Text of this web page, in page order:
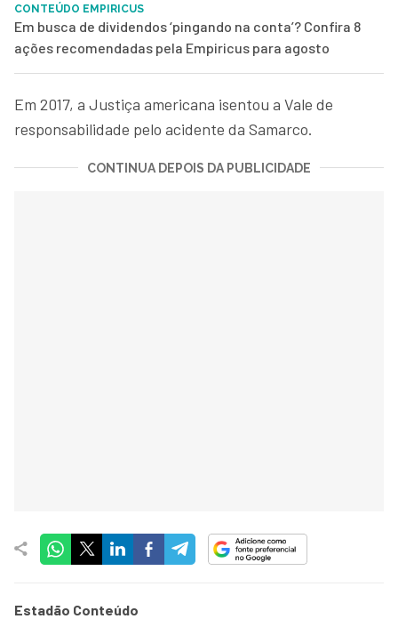
CONTEÚDO EMPIRICUS
Em busca de dividendos ‘pingando na conta’? Confira 8
ações recomendadas pela Empiricus para agosto
Em 2017, a Justiça americana isentou a Vale de
responsabilidade pelo acidente da Samarco.
CONTINUA DEPOIS DA PUBLICIDADE
Estadão Conteúdo